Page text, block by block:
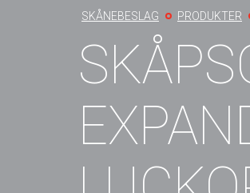
are
here
SKÅNEBESLAG PRODUKTER